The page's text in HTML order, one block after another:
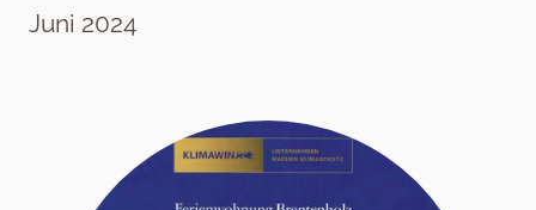
Juni 2024